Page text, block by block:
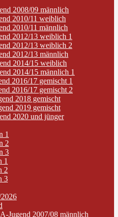
2008/09 männlich
2010/11 weiblich
2010/11 männlich
2012/13 weiblich 1
2012/13 weiblich 2
2012/13 männlich
2014/15 weiblich
2014/15 männlich 1
2016/17 gemischt 1
2016/17 gemischt 2
2018 gemischt
2019 gemischt
2020 und jünger
1
2
3
1
2
3
A-Jugend 2007/08 männlich